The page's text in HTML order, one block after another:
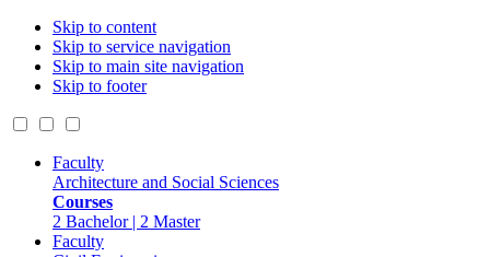
Skip to content
Skip to service navigation
Skip to main site navigation
Skip to footer
Faculty
Architecture and Social Sciences
Courses
2 Bachelor | 2 Master
Faculty